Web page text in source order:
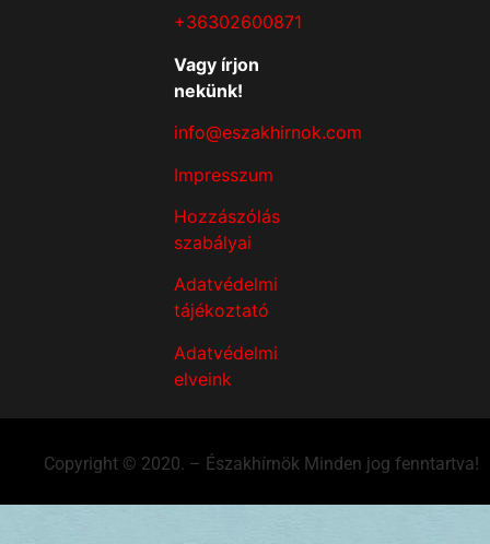
+36302600871
Vagy írjon
nekünk!
info@eszakhirnok.com
Impresszum
Hozzászólás
szabályai
Adatvédelmi
tájékoztató
Adatvédelmi
elveink
Copyright © 2020. – Északhírnök Minden jog fenntartva!